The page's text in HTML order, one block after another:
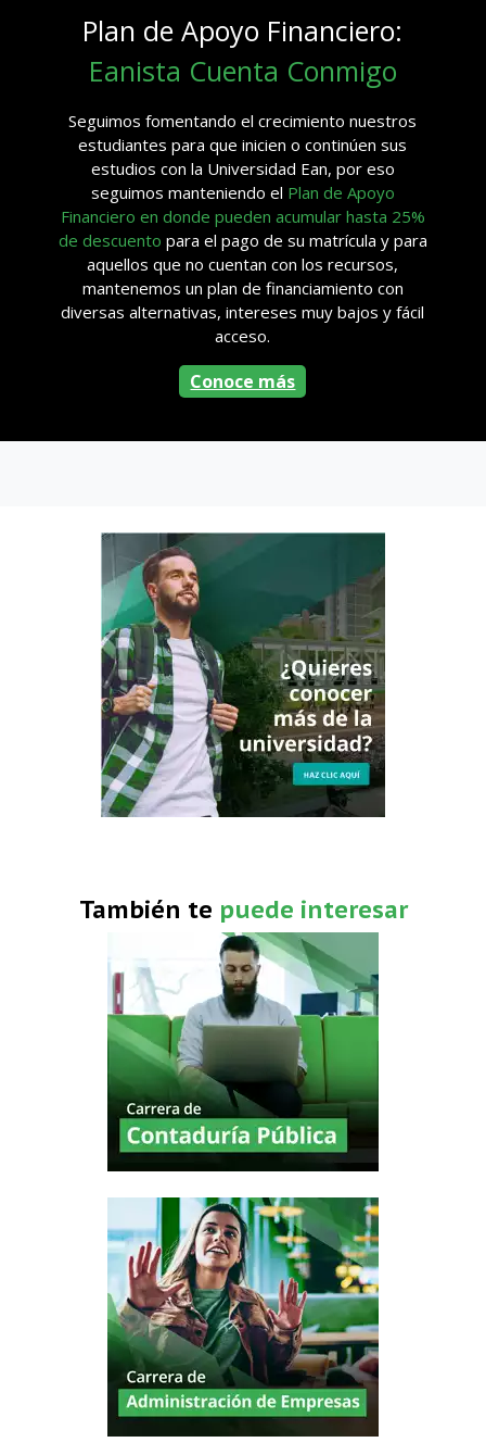
Plan de Apoyo Financiero:
Eanista Cuenta Conmigo
Seguimos fomentando el crecimiento nuestros
estudiantes para que inicien o continúen sus
estudios con la Universidad Ean, por eso
seguimos manteniendo el Plan de Apoyo
Financiero en donde pueden acumular hasta 25%
de descuento para el pago de su matrícula y para
aquellos que no cuentan con los recursos,
mantenemos un plan de financiamiento con
diversas alternativas, intereses muy bajos y fácil
acceso.
Conoce más
También te puede interesar